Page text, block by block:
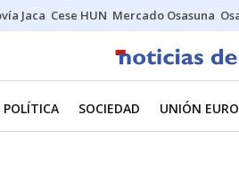
Jaca Cese HUN Mercado Osasuna
POLÍTICA SOCIEDAD UNIÓN